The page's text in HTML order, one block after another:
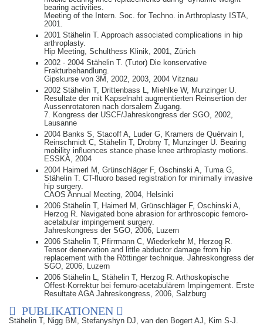
bearing activities.
Meeting of the Intern. Soc. for Techno. in Arthroplasty ISTA,
2001.
2001 Stähelin T. Approach associated complications in hip
arthroplasty.
Hip Meeting, Schulthess Klinik, 2001, Zürich
2002 - 2004 Stähelin T. (Tutor) Die konservative
Frakturbehandlung.
Gipskurse von 3M, 2002, 2003, 2004 Vitznau
2002 Stähelin T, Drittenbass L, Miehlke W, Munzinger U.
Resultate der mit Kapselnaht augmentierten Reinsertion der
Aussenrotatoren nach dorsalem Zugang.
7. Kongress der USCF/Jahreskongress der SGO, 2002,
Lausanne
2004 Banks S, Stacoff A, Luder G, Kramers de Quérvain I,
Reinschmidt C, Stähelin T, Drobny T, Munzinger U. Bearing
mobility influences stance phase knee arthroplasty motions.
ESSKA, 2004
2004 Haimerl M, Grünschläger F, Oschinski A, Tuma G,
Stähelin T. CT-fluoro based registration for minimally invasive
hip surgery.
CAOS Annual Meeting, 2004, Helsinki
2006 Stähelin T, Haimerl M, Grünschläger F, Oschinski A,
Herzog R. Navigated bone abrasion for arthroscopic femoro-
acetabular impingement surgery.
Jahreskongress der SGO, 2006, Luzern
2006 Stähelin T, Pfirrmann C, Wiederkehr M, Herzog R.
Tensor denervation and little abductor damage from hip
replacement with the Röttinger technique. Jahreskongress der
SGO, 2006, Luzern
2006 Stähelin L, Stähelin T, Herzog R. Arthoskopische
Offest-Korrektur bei femuro-acetabulärem Impingement. Erste
Resultate AGA Jahreskongress, 2006, Salzburg
PUBLIKATIONEN
Stähelin T, Nigg BM, Stefanyshyn DJ, van den Bogert AJ, Kim S-J.